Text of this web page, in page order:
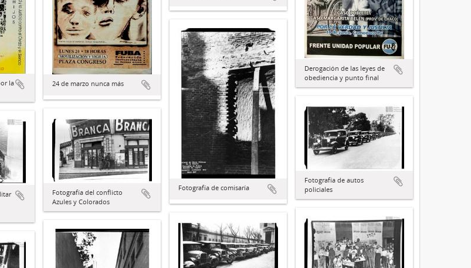
la
Derogación de las leyes de
obediencia y punto final
24 de marzo nunca más
Fotografía de comisaría
Fotografía de autos
policiales
Fotografía del conflicto
Azules y Colorados